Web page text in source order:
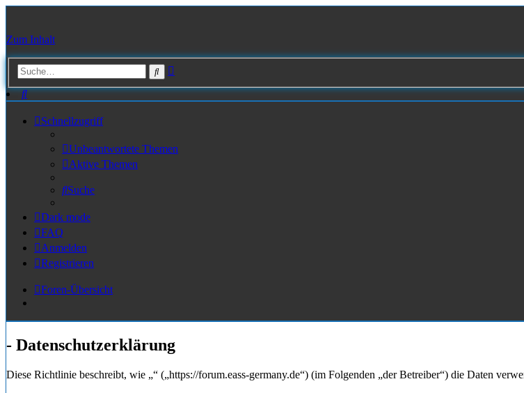
Zum Inhalt
Suche
Suche
Schnellzugriff
Unbeantwortete Themen
Aktive Themen
Suche
Dark mode
FAQ
Anmelden
Registrieren
Foren-Übersicht
- Datenschutzerklärung
Diese Richtlinie beschreibt, wie „“ („https://forum.eass-germany.de“) (im Folgenden „der Betreiber“) die Daten